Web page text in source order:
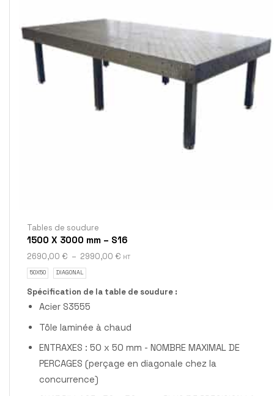
Tables de soudure
1500 X 3000 mm – S16
2690,00 € – 2990,00 € HT
50X50 DIAGONAL
Spécification de la table de soudure :
Acier S3555
Tôle laminée à chaud
ENTRAXES : 50 x 50 mm - NOMBRE MAXIMAL DE
PERCAGES (perçage en diagonale chez la
concurrence)